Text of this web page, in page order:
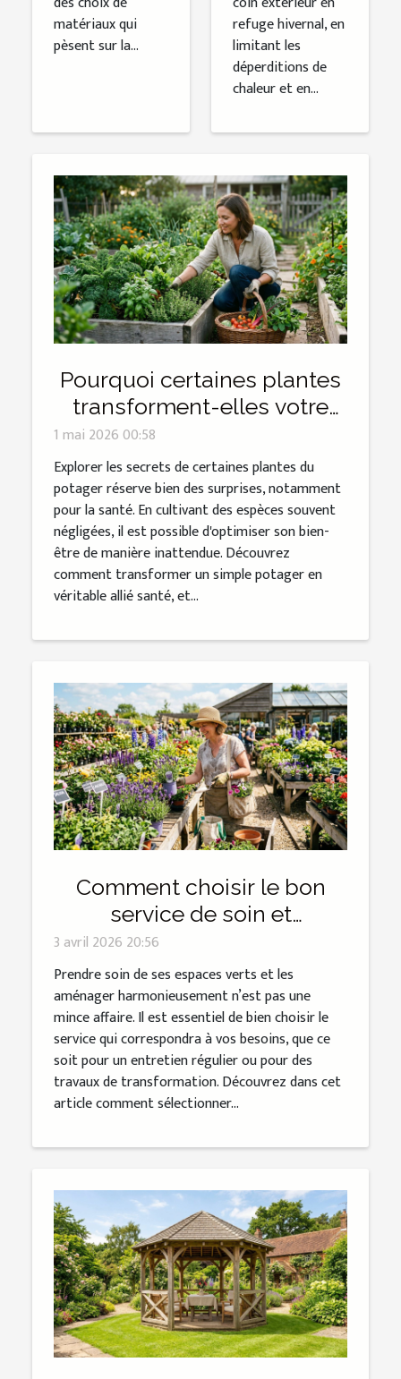
matériaux qui
pèsent sur la...
refuge hivernal, en
limitant les
déperditions de
chaleur et en...
Pourquoi certaines plantes
transforment-elles votre
potager en allié santé
inattendu ?
1 mai 2026 00:58
Explorer les secrets de certaines plantes du
potager réserve bien des surprises, notamment
pour la santé. En cultivant des espèces souvent
négligées, il est possible d'optimiser son bien-
être de manière inattendue. Découvrez
comment transformer un simple potager en
véritable allié santé, et...
Comment choisir le bon
service de soin et
d'aménagement des
espaces verts ?
3 avril 2026 20:56
Prendre soin de ses espaces verts et les
aménager harmonieusement n’est pas une
mince affaire. Il est essentiel de bien choisir le
service qui correspondra à vos besoins, que ce
soit pour un entretien régulier ou pour des
travaux de transformation. Découvrez dans cet
article comment sélectionner...